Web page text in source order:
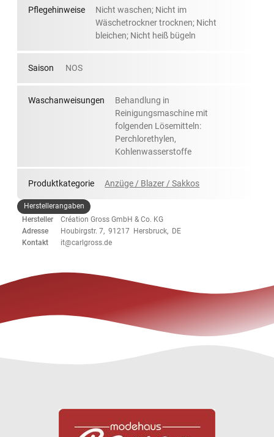
Pflegehinweise
Nicht waschen; Nicht im
Wäschetrockner trocknen; Nicht
bleichen; Nicht heiß bügeln
Saison NOS
Waschanweisungen
Behandlung in
Reinigungsmaschine mit
folgenden Lösemitteln:
Perchlorethylen,
Kohlenwasserstoffe
Produktkategorie Anzüge / Blazer / Sakkos
Herstellerangaben
Hersteller
Création Gross GmbH & Co. KG
Adresse
Houbirgstr. 7, 91217 Hersbruck, DE
Kontakt
it@carlgross.de